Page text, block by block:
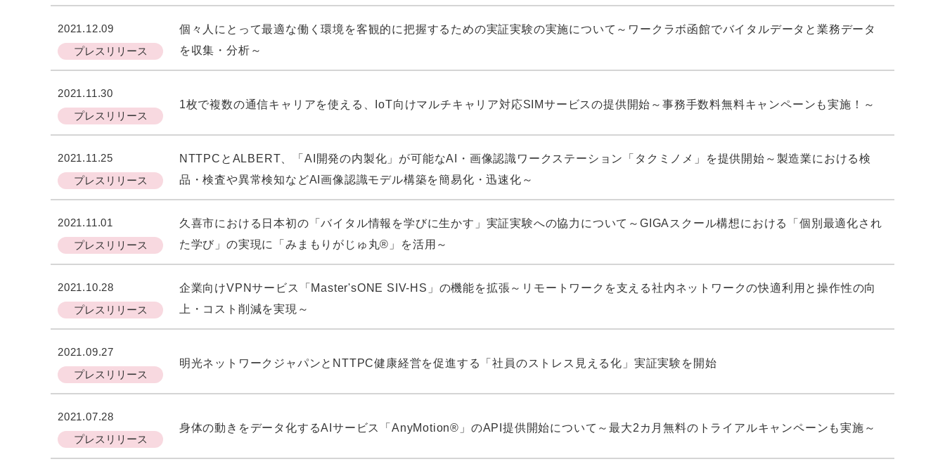
2021.12.09
プレスリリース
個々人にとって最適な働く環境を客観的に把握するための実証実験の実施について～ワークラボ函館でバイタルデータと業務データ
を収集・分析～
2021.11.30
プレスリリース
1枚で複数の通信キャリアを使える、IoT向けマルチキャリア対応SIMサービスの提供開始～事務手数料無料キャンペーンも実施！～
2021.11.25
プレスリリース
NTTPCとALBERT、「AI開発の内製化」が可能なAI・画像認識ワークステーション「タクミノメ」を提供開始～製造業における検
品・検査や異常検知などAI画像認識モデル構築を簡易化・迅速化～
2021.11.01
プレスリリース
久喜市における日本初の「バイタル情報を学びに生かす」実証実験への協力について～GIGAスクール構想における「個別最適化され
た学び」の実現に「みまもりがじゅ丸®」を活用～
2021.10.28
プレスリリース
企業向けVPNサービス「Master'sONE SIV-HS」の機能を拡張～リモートワークを支える社内ネットワークの快適利用と操作性の向
上・コスト削減を実現～
2021.09.27
プレスリリース
明光ネットワークジャパンとNTTPC健康経営を促進する「社員のストレス見える化」実証実験を開始
2021.07.28
プレスリリース
身体の動きをデータ化するAIサービス「AnyMotion®」のAPI提供開始について～最大2カ月無料のトライアルキャンペーンも実施～